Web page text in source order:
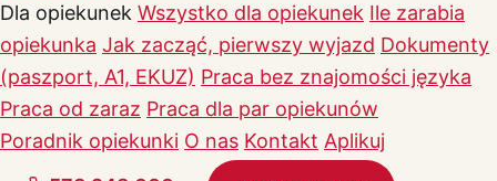
Dla opiekunek Wszystko dla opiekunek Ile zarabia
opiekunka Jak zacząć, pierwszy wyjazd Dokumenty
(paszport, A1, EKUZ) Praca bez znajomości języka
Praca od zaraz Praca dla par opiekunów
Poradnik opiekunki O nas Kontakt Aplikuj